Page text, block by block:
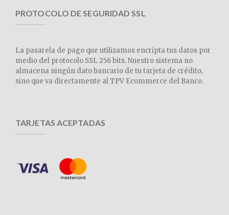
PROTOCOLO DE SEGURIDAD SSL
La pasarela de pago que utilizamos encripta tus datos por
medio del protocolo SSL 256 bits. Nuestro sistema no
almacena ningún dato bancario de tu tarjeta de crédito,
sino que va directamente al TPV Ecommerce del Banco.
TARJETAS ACEPTADAS